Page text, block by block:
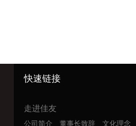
快速链接
走进佳友
公司简介 董事长致辞 文化理念